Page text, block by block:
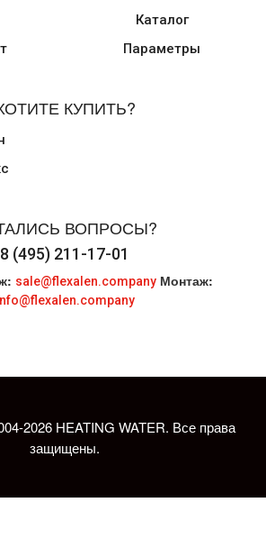
Каталог
Параметры
КУПИТЬ?
ВОПРОСЫ?
8 (495) 211-17-01
sale@flexalen.company Монтаж:
2026 HEATING WATER. Все права
защищены.